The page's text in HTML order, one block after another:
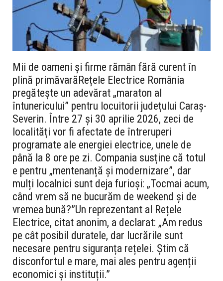
Mii de oameni și firme rămân fără curent în
plină primăvarăRețele Electrice România
pregătește un adevărat „maraton al
întunericului” pentru locuitorii județului Caraș-
Severin. Între 27 și 30 aprilie 2026, zeci de
localități vor fi afectate de întreruperi
programate ale energiei electrice, unele de
până la 8 ore pe zi. Compania susține că totul
e pentru „mentenanță și modernizare”, dar
mulți localnici sunt deja furioși: „Tocmai acum,
când vrem să ne bucurăm de weekend și de
vremea bună?”Un reprezentant al Rețele
Electrice, citat anonim, a declarat: „Am redus
pe cât posibil duratele, dar lucrările sunt
necesare pentru siguranța rețelei. Știm că
disconfortul e mare, mai ales pentru agenții
economici și instituții.”